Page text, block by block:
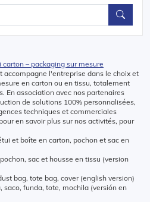
carton – packaging sur mesure
accompagne l'entreprise dans le choix et
en carton ou en tissu, totalement
En association avec nos partenaires
de solutions 100% personnalisées,
techniques et commerciales
en savoir plus sur nos activités, pour
et boîte en carton, pochon et sac en
sac et housse en tissu (version
bag, tote bag, cover (english version)
saco, funda, tote, mochila (versión en